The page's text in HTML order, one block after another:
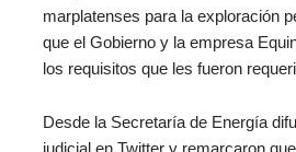
marplatenses para la exploración
que el Gobierno y la empresa
los requisitos que les fueron
Desde la Secretaría de Energía